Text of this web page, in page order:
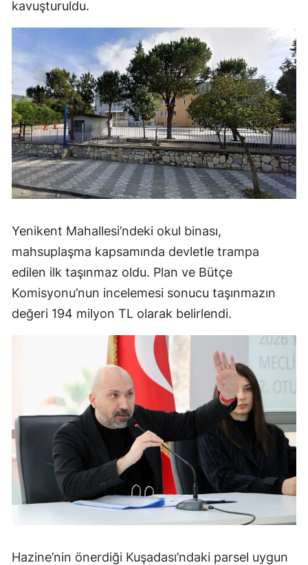
kavuşturuldu.
Yenikent Mahallesi’ndeki okul binası,
mahsuplaşma kapsamında devletle trampa
edilen ilk taşınmaz oldu. Plan ve Bütçe
Komisyonu’nun incelemesi sonucu taşınmazın
değeri 194 milyon TL olarak belirlendi.
Hazine’nin önerdiği Kuşadası’ndaki parsel uygun